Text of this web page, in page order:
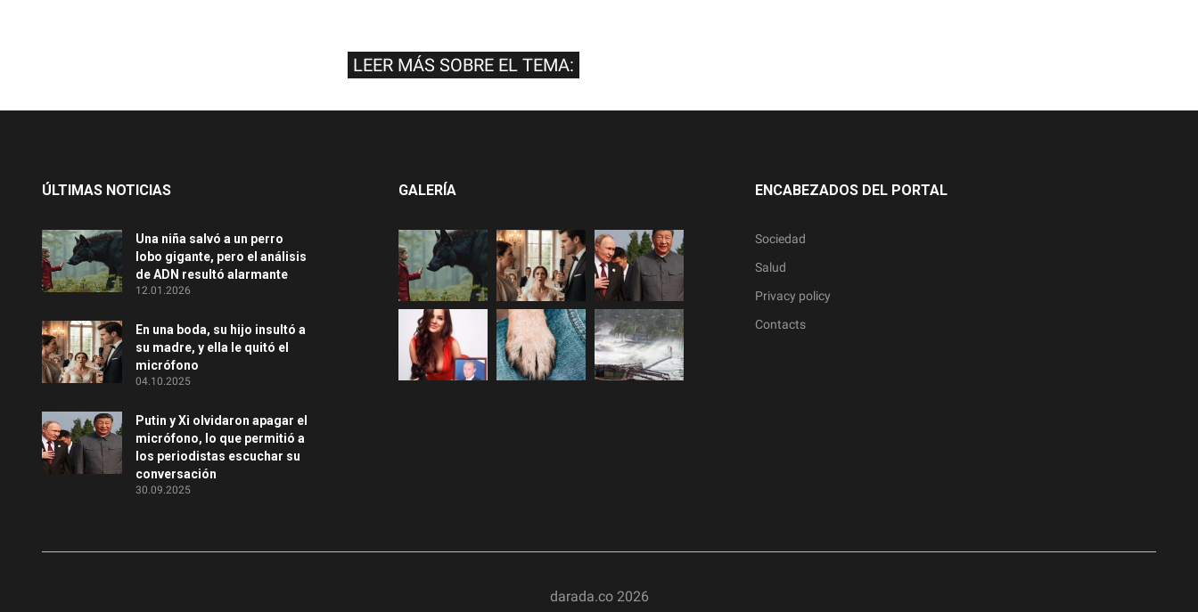
LEER MÁS SOBRE EL TEMA:
ÚLTIMAS NOTICIAS
Una niña salvó a un perro
lobo gigante, pero el análisis
de ADN resultó alarmante
12.01.2026
En una boda, su hijo insultó a
su madre, y ella le quitó el
micrófono
04.10.2025
Putin y Xi olvidaron apagar el
micrófono, lo que permitió a
los periodistas escuchar su
conversación
30.09.2025
GALERÍA ENCABEZADOS DEL PORTAL
Sociedad
Salud
Privacy policy
Contacts
darada.co 2026